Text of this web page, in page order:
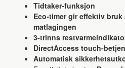
Tidtaker-funksjon
Eco-timer gir effektiv bruk
matlagingen
3-trinns
DirectAccess touch-
Automatisk